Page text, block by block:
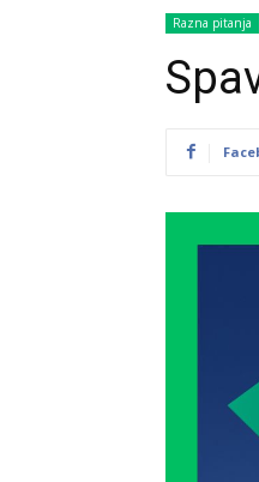
Razna pitanja